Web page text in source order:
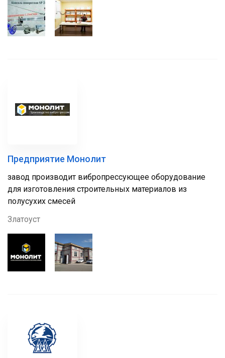
Предприятие Монолит
завод производит вибропрессующее оборудование
для изготовления строительных материалов из
полусухих смесей
Златоуст